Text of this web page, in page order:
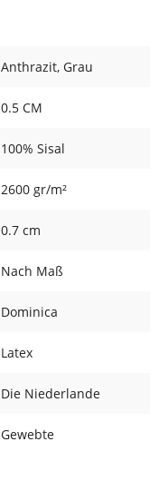
Anthrazit, Grau
0.5 CM
100% Sisal
2600 gr/m²
0.7 cm
Nach Maß
Dominica
Latex
Die Niederlande
Gewebte